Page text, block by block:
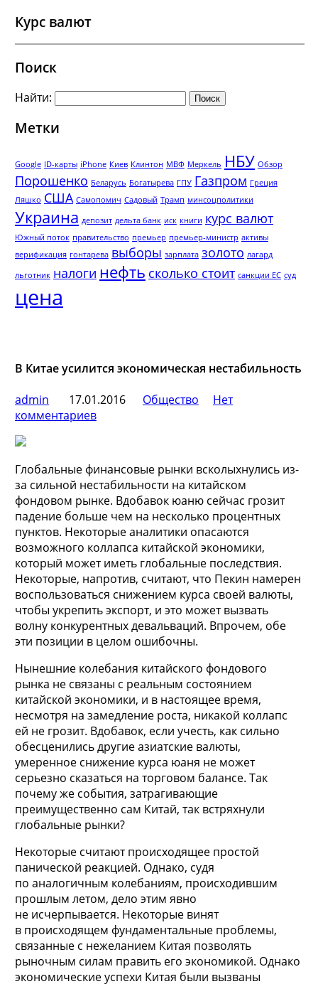
Курс валют
Поиск
Найти:
Метки
Google ID-карты iPhone Киев Клинтон МВФ Меркель НБУ Обзор
Порошенко Беларусь Богатырева ГПУ Газпром Греция
Ляшко США Самопомич Садовый Трамп минсоцполитики
Украина депозит дельта банк иск книги курс валют
Южный поток правительство премьер премьер-министр активы
верификация гонтарева выборы зарплата золото лагард
льготник налоги нефть сколько стоит санкции ЕС суд
цена
В Китае усилится экономическая нестабильность
admin
17.01.2016 Общество
Нет
комментариев
Глобальные финансовые рынки всколыхнулись из-
за сильной нестабильности на китайском
фондовом рынке. Вдобавок юаню сейчас грозит
падение больше чем на несколько процентных
пунктов. Некоторые аналитики опасаются
возможного коллапса китайской экономики,
который можетиметь глобальные последствия.
Некоторые, напротив, считают, что Пекин намерен
воспользоваться снижением курса своей валюты,
чтобы укрепить экспорт, и это может вызвать
волну конкурентных девальваций. Впрочем, обе
эти позиции в целом ошибочны.
Нынешние колебания китайского фондового
рынка не связаны с реальным состоянием
китайской экономики, и в настоящее время,
несмотря на замедление роста, никакой коллапс
ей не грозит. Вдобавок, если учесть, как сильно
обесценились другие азиатские валюты,
умеренное снижение курса юаня не может
серьезно сказаться на торговом балансе. Так
почему же события, затрагивающие
преимущественно сам Китай, так встряхнули
глобальные рынки?
Некоторые считают происходящее простой
панической реакцией. Однако, судя
по аналогичным колебаниям, происходившим
прошлым летом, дело этим явно
не исчерпывается. Некоторые винят
в происходящем фундаментальные проблемы,
связанные с нежеланием Китая позволять
рыночным силам править его экономикой. Однако
экономические успехи Китая были вызваны